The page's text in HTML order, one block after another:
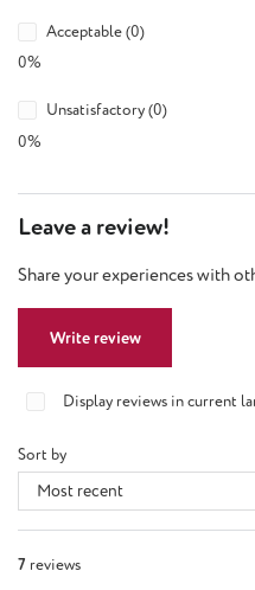
Acceptable (0)
0%
Unsatisfactory (0)
0%
Leave a review!
Share your experiences with
Write review
Display reviews in current
Sort by
7 reviews